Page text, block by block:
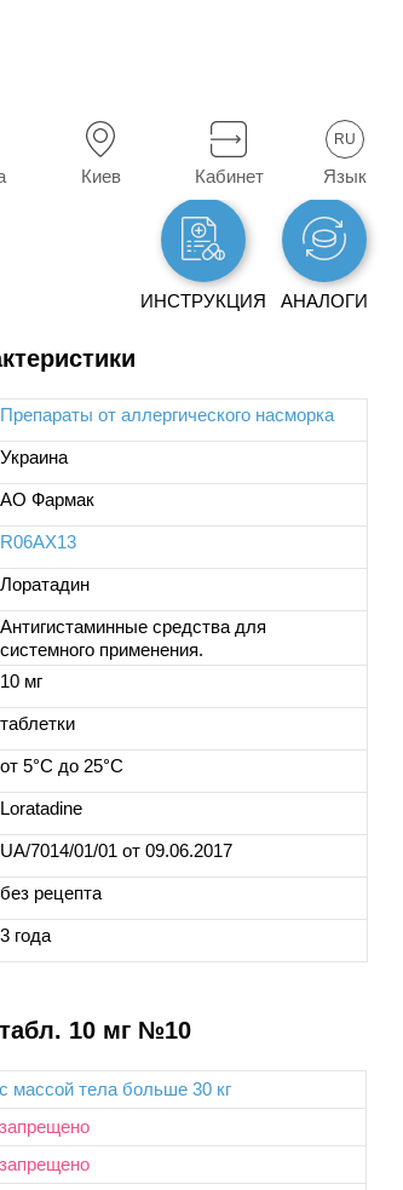
Киев Кабинет
RU
Язык
ИНСТРУКЦИЯ АНАЛОГИ
Препараты от аллергического насморка
Украина
АО Фармак
R06AX13
Лоратадин
Антигистаминные средства для
системного применения.
10 мг
таблетки
от 5°C до 25°C
Loratadine
UA/7014/01/01 от 09.06.2017
без рецепта
3 года
10 мг №10
с массой тела больше 30 кг
запрещено
запрещено